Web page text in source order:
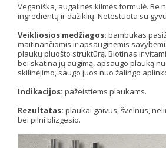
Veganiška, augalinės kilmės formulė. Be
ingredientų ir dažiklių. Netestuota su
Veikliosios medžiagos: bambukas
maitinančiomis ir apsauginėmis
plaukų pluošto struktūrą. Biotinas ir
bei skatina jų augimą, apsaugo plauką
skilinėjimo, saugo juos nuo žalingo
Indikacijos: pažeistiems plaukams.
Rezultatas: plaukai gaivūs, švelnūs,
bei pilni blizgesio.